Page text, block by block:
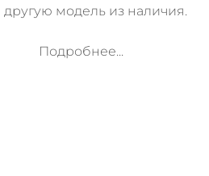
другую модель из наличия.
Подробнее...